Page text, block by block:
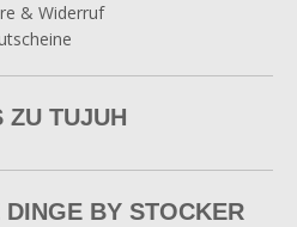
& Widerruf
ZU TUJUH
BY STOCKER